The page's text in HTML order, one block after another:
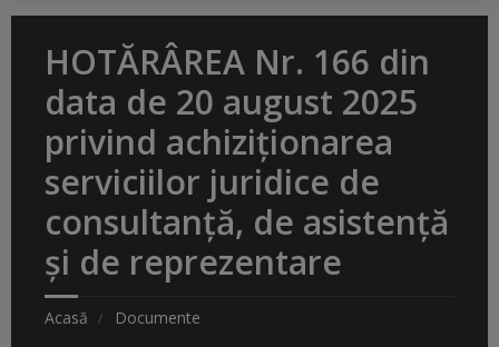
HOTĂRÂREA Nr. 166 din
data de 20 august 2025
privind achiziționarea
serviciilor juridice de
consultanță, de asistență
și de reprezentare
Acasă Documente